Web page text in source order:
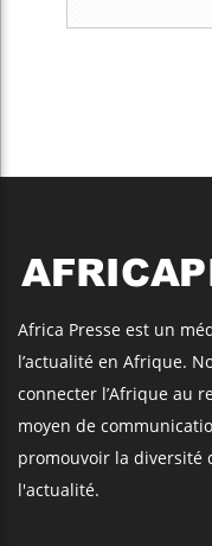
Africa Presse est un
l’actualité en Afrique.
connecter l’Afrique au
moyen de
promouvoir la diversité
l'actualité.